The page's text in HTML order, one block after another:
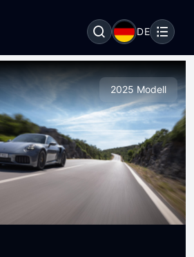
DE
2025 Modell